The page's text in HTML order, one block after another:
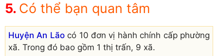
Có thể bạn quan tâm
Huyện An Lãocó 10 đơn vị hành chính cấp phường
xã. Trong đó bao gồm 1 thị trấn, 9 xã.